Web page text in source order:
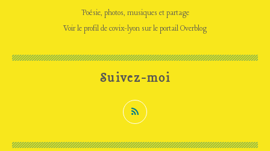
Poésie, photos, musiques et partage
Voir le profil decovix-lyon sur le portail Overblog
Suivez-moi